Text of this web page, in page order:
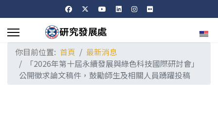
選擇
你目前位置: 首頁
最新消息
「2026年第十屆永續發展與綠色科技國際研討會」
公開徵求論文稿件，鼓勵師生及相關人員踴躍投稿